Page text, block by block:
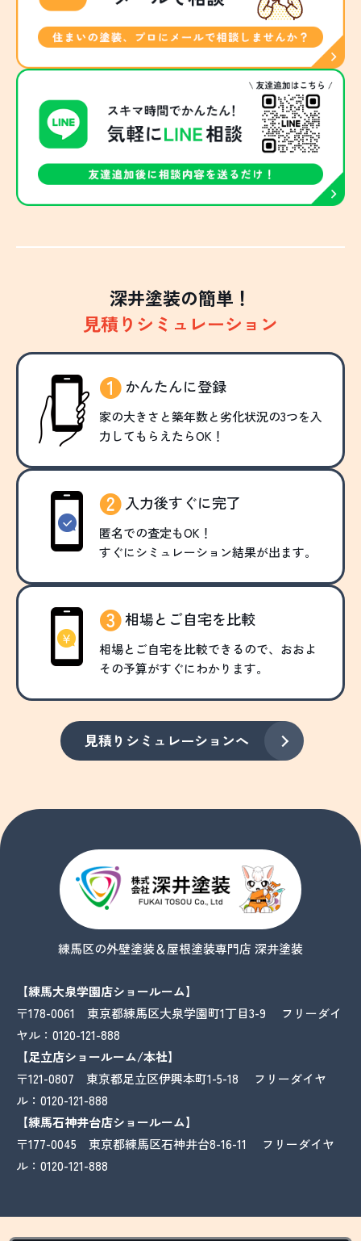
深井塗装の簡単！
見積りシミュレーション
かんたんに登録
家の大きさと築年数と劣化状況の3つを入
力してもらえたらOK！
入力後すぐに完了
匿名での査定もOK！
すぐにシミュレーション結果が出ます。
相場とご自宅を比較
相場とご自宅を比較できるので、おおよ
その予算がすぐにわかります。
見積りシミュレーションへ
練馬区の外壁塗装＆屋根塗装専門店 深井塗装
【練馬大泉学園店ショールーム】
〒178-0061 東京都練馬区大泉学園町1丁目3-9 フリーダイ
ヤル： 0120-121-888
【足立店ショールーム/本社】
〒121-0807 東京都足立区伊興本町1-5-18 フリーダイヤ
ル： 0120-121-888
【練馬石神井台店ショールーム】
〒177-0045 東京都練馬区石神井台8-16-11 フリーダイヤ
ル： 0120-121-888